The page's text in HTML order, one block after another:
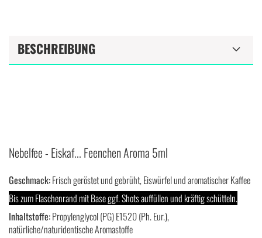
BESCHREIBUNG
Nebelfee - Eiskaf... Feenchen Aroma 5ml
Geschmack:Frisch geröstet und gebrüht, Eiswürfel und aromatischer Kaffee
Bis zum Flaschenrand mit Base ggf. Shots auffüllen und kräftig schütteln.
Inhaltstoffe:Propylenglycol (PG) E1520 (Ph. Eur.),
natürliche/naturidentische Aromastoffe